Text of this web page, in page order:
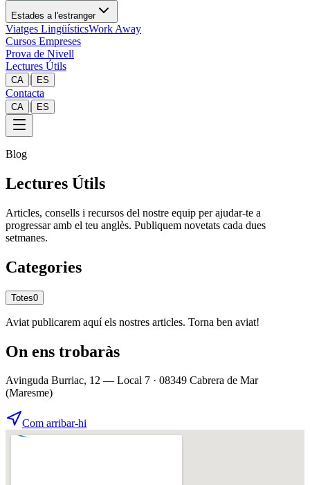
Estades a l'estranger
Viatges LingüísticsWork Away
Cursos Empreses
Prova de Nivell
Lectures Útils
CA | ES
Contacta
CA | ES
Blog
Lectures Útils
Articles, consells i recursos del nostre equip per ajudar-te a
progressar amb el teu anglès. Publiquem novetats cada dues
setmanes.
Categories
Totes0
Aviat publicarem aquí els nostres articles. Torna ben aviat!
On ens trobaràs
Avinguda Burriac, 12 — Local 7 · 08349 Cabrera de Mar
(Maresme)
Com arribar-hi